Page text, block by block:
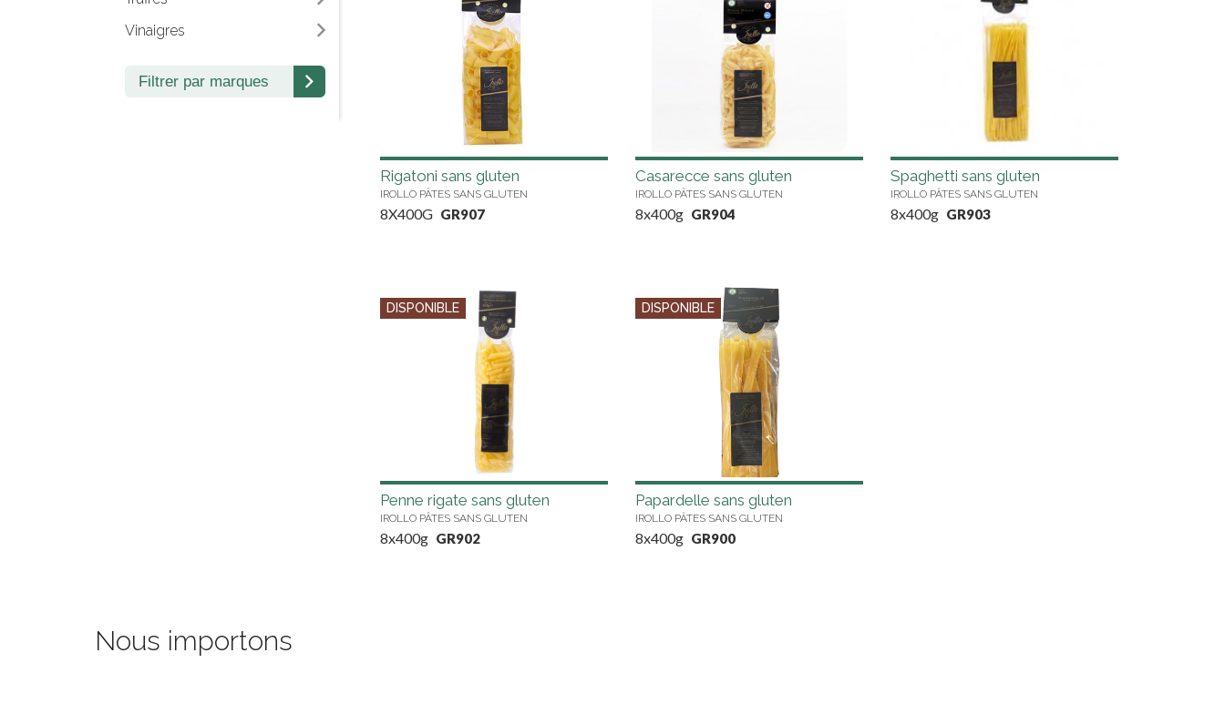
Vinaigres
Filtrer par marques
Rigatoni sans gluten
IROLLO PÂTES SANS GLUTEN
8X400G GR907
Casarecce sans gluten
IROLLO PÂTES SANS GLUTEN
8x400g GR904
Spaghetti sans gluten
IROLLO PÂTES SANS GLUTEN
8x400g GR903
DISPONIBLE
Penne rigate sans gluten
IROLLO PÂTES SANS GLUTEN
8x400g GR902
DISPONIBLE
Papardelle sans gluten
IROLLO PÂTES SANS GLUTEN
8x400g GR900
Nous importons